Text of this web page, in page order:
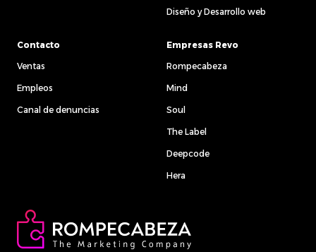
Diseño y Desarrollo web
Contacto
Ventas
Empleos
Canal de denuncias
Empresas Revo
Rompecabeza
Mind
Soul
The Label
Deepcode
Hera